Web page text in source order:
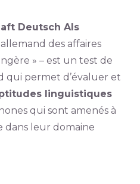
Deutsch Als
allemand des affaires
» – est un test de
qui permet d’évaluer et
linguistiques
qui sont amenés à
dans leur domaine